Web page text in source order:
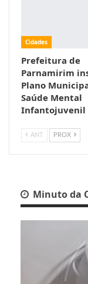
Cidades
Prefeitura de
Parnamirim
Plano
Saúde Mental
Infantojuvenil
ANT PROX
Minuto da